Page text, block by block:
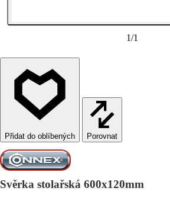
1/1
Porovnat
Svěrka stolařská 600x120mm